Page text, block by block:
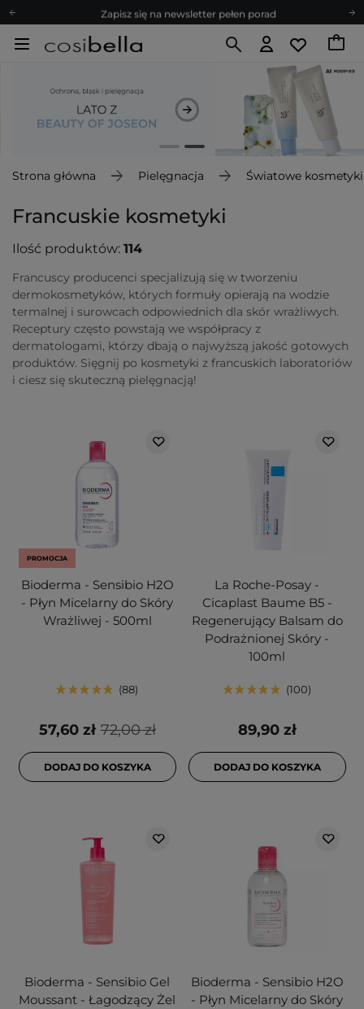
Zapisz się na newsletter pełen porad
Bezpłatne konsultacje kosmetologiczne
Poleć nas i zyskaj jeszcze więcej punktów
Zapisz się na newsletter pełen porad
Strona główna Pielęgnacja Światowe kosmetyki
Francuskie kosmetyki
Ilość produktów: 114
Francuscy producenci specjalizują się w tworzeniu
dermokosmetyków, których formuły opierają na wodzie
termalnej i surowcach odpowiednich dla skór wrażliwych.
Receptury często powstają we współpracy z
dermatologami, którzy dbają o najwyższą jakość gotowych
produktów. Sięgnij po kosmetyki z francuskich laboratoriów
i ciesz się skuteczną pielęgnacją!
PROMOCJA
Bioderma - Sensibio H2O
- Płyn Micelarny do Skóry
Wrażliwej - 500ml
88
72,00 zł
57,60 zł
DODAJ DO KOSZYKA
La Roche-Posay -
Cicaplast Baume B5 -
Regenerujący Balsam do
Podrażnionej Skóry -
100ml
100
89,90 zł
DODAJ DO KOSZYKA
Bioderma - Sensibio Gel
Moussant - Łagodzący Żel
Bioderma - Sensibio H2O
- Płyn Micelarny do Skóry